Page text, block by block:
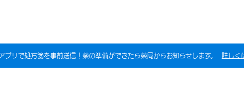
アプリで処方箋を事前送信！薬の準備ができたら薬局からお知らせします。 詳しく